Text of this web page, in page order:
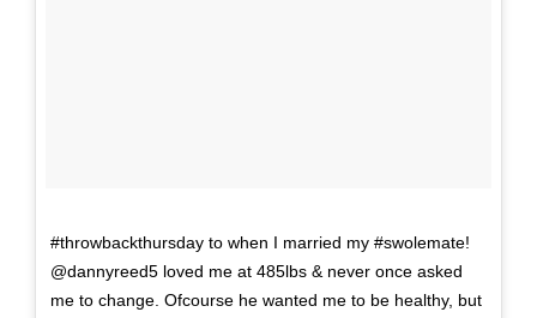
#throwbackthursday to when I married my #swolemate!
@dannyreed5 loved me at 485lbs & never once asked
me to change. Ofcourse he wanted me to be healthy, but